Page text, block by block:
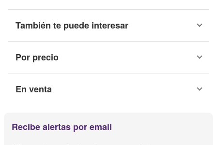
También te puede interesar
Por precio
En venta
Recibe alertas por email